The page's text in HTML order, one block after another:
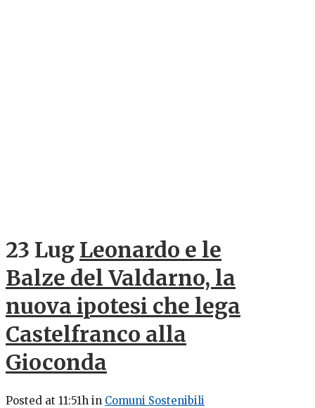
23 Lug Leonardo e le
Balze del Valdarno, la
nuova ipotesi che lega
Castelfranco alla
Gioconda
Posted at 11:51h in Comuni Sostenibili